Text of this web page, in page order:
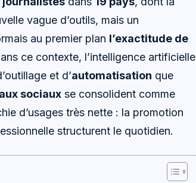
vague d’outils, mais un
au premier plan l’exactitude de
ce contexte, l’intelligence artificielle
et d’automatisation que
sociaux se consolident comme
d’usages très nette : la promotion
structurent le quotidien.